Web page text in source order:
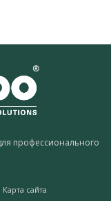
профессионального
Карта сайта